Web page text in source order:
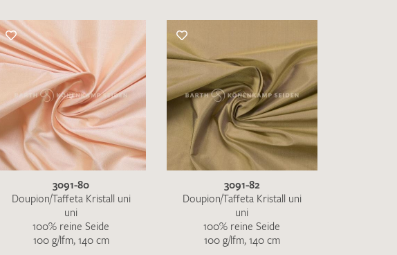
Ich bin damit einverstanden, dass meine angegebenen
genutzt werden. DieDatenschutzbestimmungen
3091-80
Doupion/Taffeta Kristall uni
uni
100% reine Seide
100 g/lfm, 140 cm
3091-82
Doupion/Taffeta Kristall uni
uni
100% reine Seide
100 g/lfm, 140 cm